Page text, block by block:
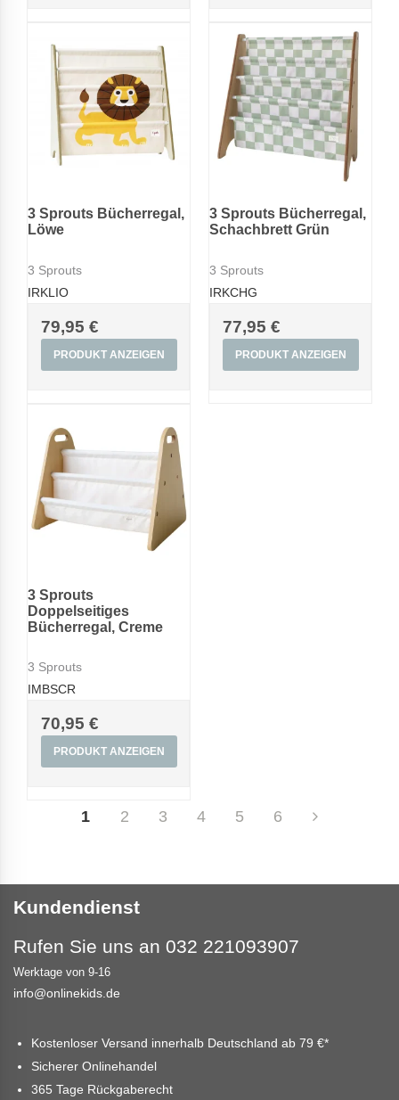
3 Sprouts Bücherregal,
Löwe
3 Sprouts
IRKLIO
79,95 €
PRODUKT ANZEIGEN
3 Sprouts Bücherregal,
Schachbrett Grün
3 Sprouts
IRKCHG
77,95 €
PRODUKT ANZEIGEN
3 Sprouts
Doppelseitiges
Bücherregal, Creme
3 Sprouts
IMBSCR
70,95 €
PRODUKT ANZEIGEN
1 2 3 4 5 6
Kundendienst
Rufen Sie uns an 032 221093907
Werktage von 9-16
info@onlinekids.de
Kostenloser Versand innerhalb Deutschland ab 79 €*
Sicherer Onlinehandel
365 Tage Rückgaberecht